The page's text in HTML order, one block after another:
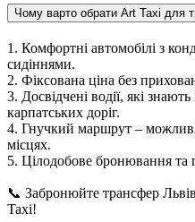
Чому варто обрати Art Taxi для
1. Комфортні автомобілі з
сидіннями.
2. Фіксована ціна без
3. Досвідчені водії, які
карпатських доріг.
4. Гнучкий маршрут –
місцях.
5. Цілодобове бронювання та
📞 Забронюйте трансфер
Taxi!